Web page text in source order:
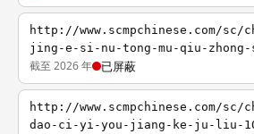
http://www.scmpchinese.com/sc/
jing-e-si-nu-tong-mu-qiu-zhong-
截至 2026 年 已屏蔽
http://www.scmpchinese.com/sc/
dao-ci-yi-you-jiang-ke-ju-liu-